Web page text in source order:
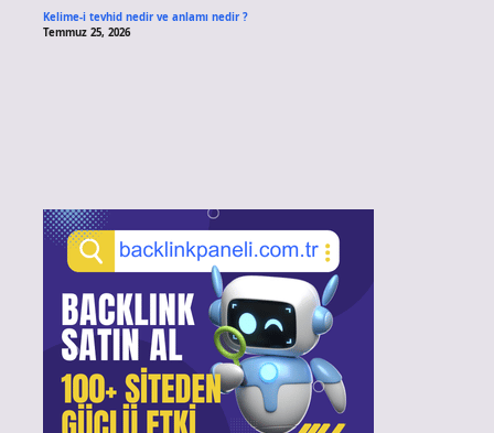
Kelime-i tevhid nedir ve anlamı nedir ?
Temmuz 25, 2026